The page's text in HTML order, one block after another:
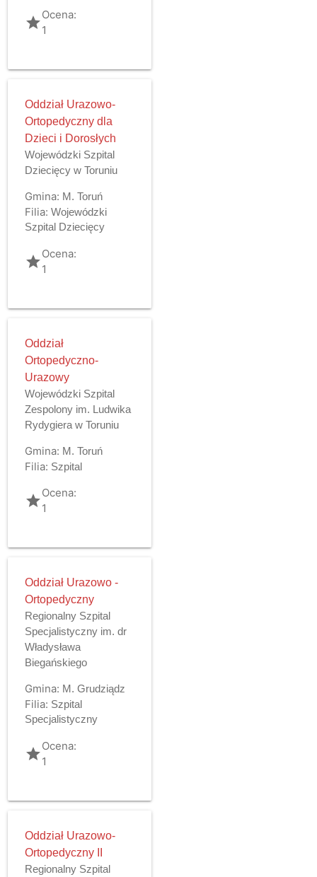
gradeOcena:
1
Oddział Urazowo-
Ortopedyczny dla
Dzieci i Dorosłych
Wojewódzki Szpital
Dziecięcy w Toruniu
Gmina: M. Toruń
Filia: Wojewódzki
Szpital Dziecięcy
gradeOcena:
1
Oddział
Ortopedyczno-
Urazowy
Wojewódzki Szpital
Zespolony im. Ludwika
Rydygiera w Toruniu
Gmina: M. Toruń
Filia: Szpital
gradeOcena:
1
Oddział Urazowo -
Ortopedyczny
Regionalny Szpital
Specjalistyczny im. dr
Władysława
Biegańskiego
Gmina: M. Grudziądz
Filia: Szpital
Specjalistyczny
gradeOcena:
1
Oddział Urazowo-
Ortopedyczny II
Regionalny Szpital